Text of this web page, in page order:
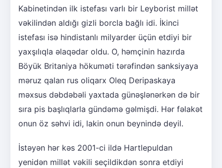
Kabinetindən ilk istefası varlı bir Leyborist millət
vəkilindən aldığı gizli borcla bağlı idi. İkinci
istefası isə hindistanlı milyarder üçün etdiyi bir
yaxşılıqla əlaqədar oldu. O, həmçinin hazırda
Böyük Britaniya hökuməti tərəfindən sanksiyaya
məruz qalan rus oliqarx Oleq Deripaskaya
məxsus dəbdəbəli yaxtada günəşlənərkən də bir
sıra pis başlıqlarla gündəmə gəlmişdi. Hər fəlakət
onun öz səhvi idi, lakin onun beynində deyil.
İstəyən hər kəs 2001-ci ildə Hartlepuldan
yenidən millət vəkili seçildikdən sonra etdiyi